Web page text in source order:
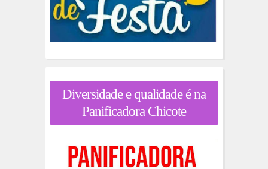
Diversidade e qualidade é na
Panificadora Chicote